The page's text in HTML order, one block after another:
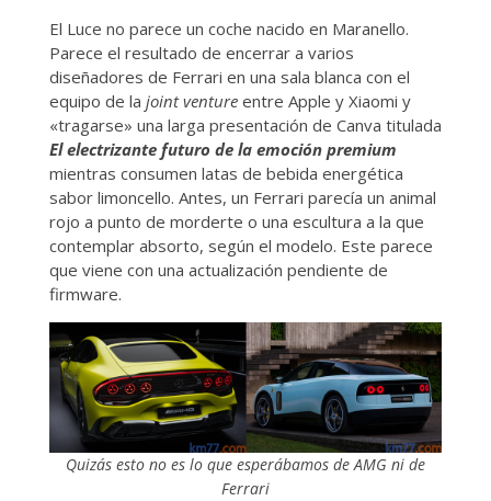
El Luce no parece un coche nacido en Maranello.
Parece el resultado de encerrar a varios
diseñadores de Ferrari en una sala blanca con el
equipo de la joint ventureentre Apple y Xiaomi y
«tragarse» una larga presentación de Canva titulada
El electrizante futuro de la emoción premium
mientras consumen latas de bebida energética
sabor limoncello. Antes, un Ferrari parecía un animal
rojo a punto de morderte o una escultura a la que
contemplar absorto, según el modelo. Este parece
que viene con una actualización pendiente de
firmware.
Quizás esto no es lo que esperábamos de AMG ni de
Ferrari